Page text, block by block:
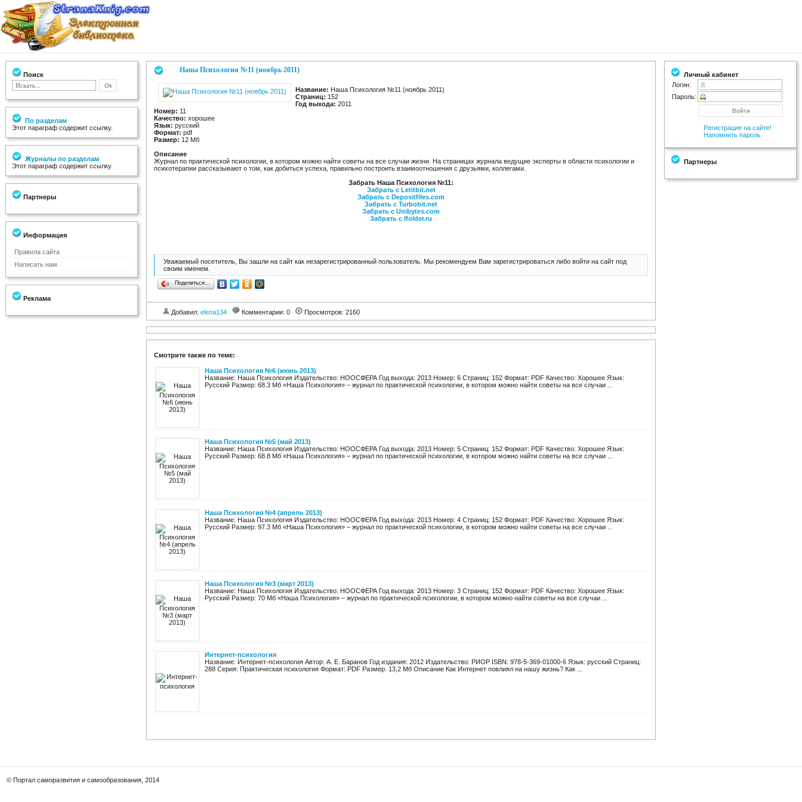
Поиск
По разделам
Этот параграф содержит ссылку.
Журналы по разделам
Этот параграф содержит ссылку.
Партнеры
Информация
Правила сайта
Написать нам
Реклама
Наша Психология №11 (ноябрь 2011)
Название: Наша Психология №11 (ноябрь 2011)
Страниц: 152
Год выхода: 2011
Номер: 11
Качество: хорошее
Язык: русский
Формат: pdf
Размер: 12 Мб
Описание
Журнал по практической психологии, в котором можно найти советы на все случаи жизни. На страницах журнала ведущие эксперты в области психологии и
психотерапии рассказывают о том, как добиться успеха, правильно построить взаимоотношения с друзьями, коллегами.
Забрать Наша Психология №11:
Забрать с Letitbit.net
Забрать с Depositfiles.com
Забрать с Turbobit.net
Забрать с Unibytes.com
Забрать с Ifolder.ru
Уважаемый посетитель, Вы зашли на сайт как незарегистрированный пользователь. Мы рекомендуем Вам зарегистрироваться либо войти на сайт под
своим именем.
Поделиться…
Добавил: elena134 Комментарии: 0 Просмотров: 2160
Смотрите также по теме:
Наша Психология №6 (июнь 2013)
Название: Наша Психология Издательство: НООСФЕРА Год выхода: 2013 Номер: 6 Страниц: 152 Формат: PDF Качество: Хорошее Язык:
Русский Размер: 68.3 Мб «Наша Психология» – журнал по практической психологии, в котором можно найти советы на все случаи ...
Наша Психология №5 (май 2013)
Название: Наша Психология Издательство: НООСФЕРА Год выхода: 2013 Номер: 5 Страниц: 152 Формат: PDF Качество: Хорошее Язык:
Русский Размер: 68.8 Мб «Наша Психология» – журнал по практической психологии, в котором можно найти советы на все случаи ...
Наша Психология №4 (апрель 2013)
Название: Наша Психология Издательство: НООСФЕРА Год выхода: 2013 Номер: 4 Страниц: 152 Формат: PDF Качество: Хорошее Язык:
Русский Размер: 97.3 Мб «Наша Психология» – журнал по практической психологии, в котором можно найти советы на все случаи ...
Наша Психология №3 (март 2013)
Название: Наша Психология Издательство: НООСФЕРА Год выхода: 2013 Номер: 3 Страниц: 152 Формат: PDF Качество: Хорошее Язык:
Русский Размер: 70 Мб «Наша Психология» – журнал по практической психологии, в котором можно найти советы на все случаи ...
Интернет-психология
Название: Интернет-психология Автор: А. Е. Баранов Год издания: 2012 Издательство: РИОР ISBN: 978-5-369-01000-6 Язык: русский Страниц:
288 Серия: Практическая психология Формат: PDF Размер: 13,2 Мб Описание Как Интернет повлиял на нашу жизнь? Как ...
Личный кабинет
Логин:
Пароль:
Регистрация на сайте!
Напомнить пароль
Партнеры
© Портал саморазвития и самообразования, 2014